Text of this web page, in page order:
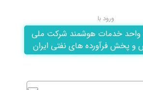
ورود با
واحد خدمات هوشمند شرکت ملی
و پخش فرآورده های نفتی ایران